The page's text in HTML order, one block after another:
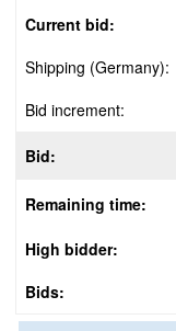
Current bid:
Shipping (Germany):
Bid increment:
Bid:
Remaining time:
High bidder:
Bids: